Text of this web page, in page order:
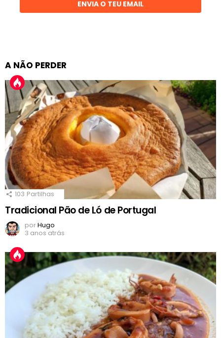
ENVIA O TEU EMAIL
A NÃO PERDER
103 Partilhas
Tradicional Pão de Ló de Portugal
porHugo
3 anos atrás